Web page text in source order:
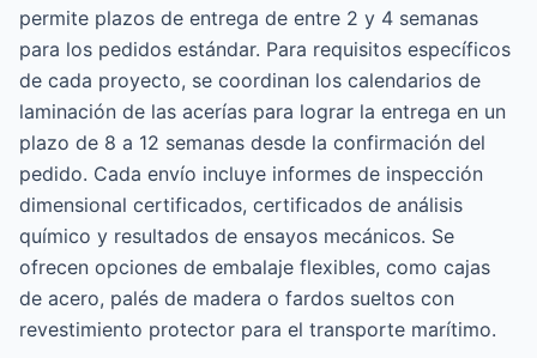
permite plazos de entrega de entre 2 y 4 semanas
para los pedidos estándar. Para requisitos específicos
de cada proyecto, se coordinan los calendarios de
laminación de las acerías para lograr la entrega en un
plazo de 8 a 12 semanas desde la confirmación del
pedido. Cada envío incluye informes de inspección
dimensional certificados, certificados de análisis
químico y resultados de ensayos mecánicos. Se
ofrecen opciones de embalaje flexibles, como cajas
de acero, palés de madera o fardos sueltos con
revestimiento protector para el transporte marítimo.